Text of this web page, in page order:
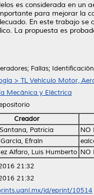
es considerada en un
para mejorar la
En este trabajo
La propuesta es
Fallas;
> TL Vehículo Motor,
Mecánica y Eléctrica
Creador
Patricia
NO
Efraín
Alfaro, Luis Humberto NO
21:32
21:32
id/eprint/10514